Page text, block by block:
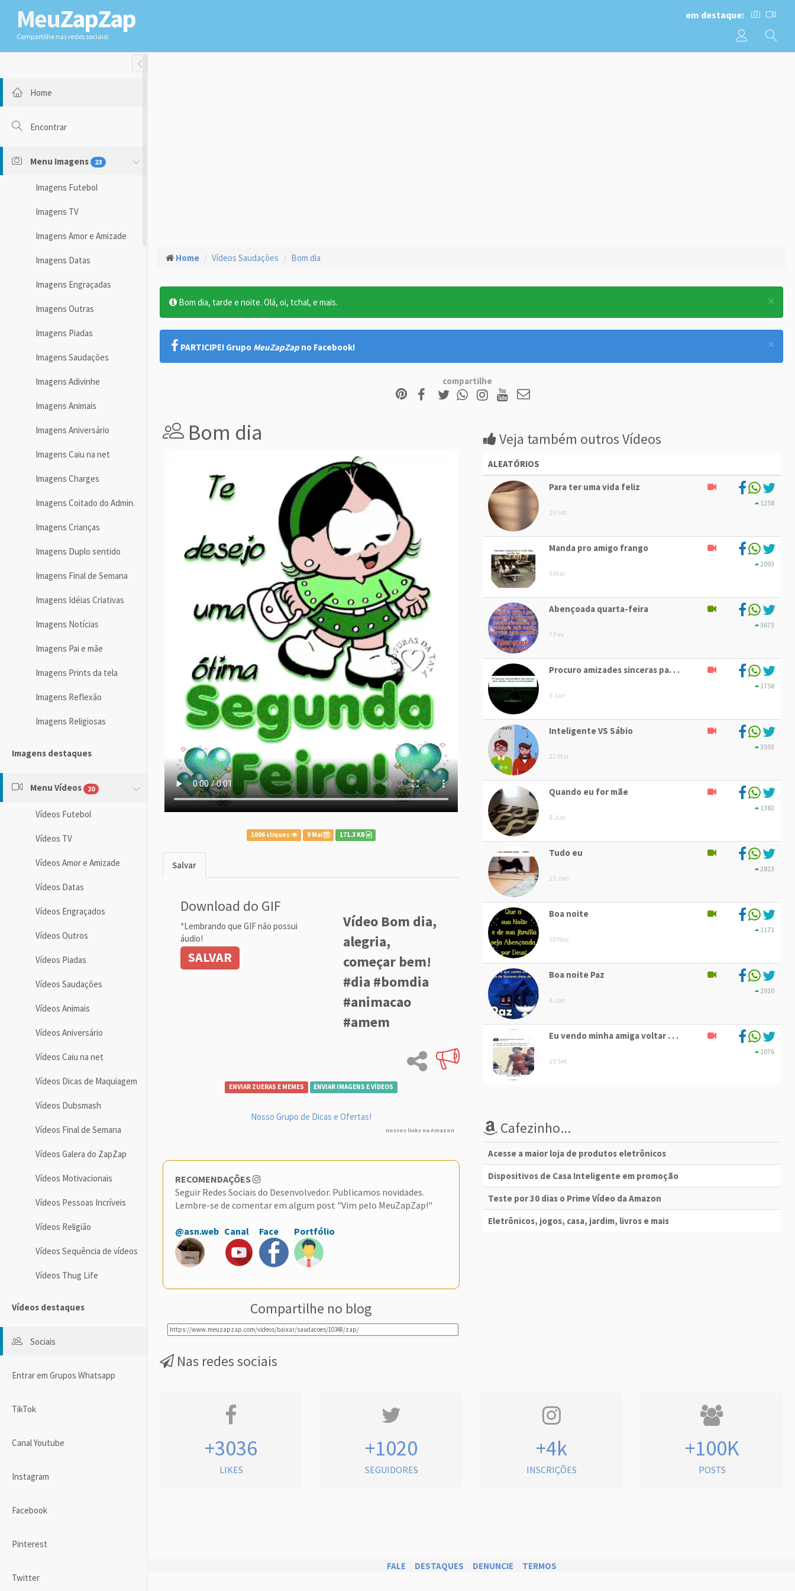
MeuZapZap
Compartilhe nas redes sociais!
em destaque:
Toggle Fullwidth
Home
Encontrar
Menu Imagens 23
Imagens Futebol
Imagens TV
Imagens Amor e Amizade
Imagens Datas
Imagens Engraçadas
Imagens Outras
Imagens Piadas
Imagens Saudações
Imagens Adivinhe
Imagens Animais
Imagens Aniversário
Imagens Caiu na net
Imagens Charges
Imagens Coitado do Admin.
Imagens Crianças
Imagens Duplo sentido
Imagens Final de Semana
Imagens Idéias Criativas
Imagens Notícias
Imagens Pai e mãe
Imagens Prints da tela
Imagens Reflexão
Imagens Religiosas
Imagens destaques
Menu Vídeos 20
Vídeos Futebol
Vídeos TV
Vídeos Amor e Amizade
Vídeos Datas
Vídeos Engraçados
Vídeos Outros
Vídeos Piadas
Vídeos Saudações
Vídeos Animais
Vídeos Aniversário
Vídeos Caiu na net
Vídeos Dicas de Maquiagem
Vídeos Dubsmash
Vídeos Final de Semana
Vídeos Galera do ZapZap
Vídeos Motivacionais
Vídeos Pessoas Incríveis
Vídeos Religião
Vídeos Sequência de vídeos
Vídeos Thug Life
Vídeos destaques
Sociais
Entrar em Grupos Whatsapp
TikTok
Canal Youtube
Instagram
Facebook
Pinterest
Twitter
Home Vídeos Saudações Bom dia
×
Bom dia, tarde e noite. Olá, oi, tchal, e mais.
×
PARTICIPE! Grupo MeuZapZap no Facebook!
compartilhe
Bom dia
1006 cliques 9 Mai 171.3 KB
Salvar
Download do GIF
*Lembrando que GIF não possui
áudio!
SALVAR
Vídeo Bom dia,
alegria,
começar bem!
#dia #bomdia
#animacao
#amem
ENVIAR ZUERAS E MEMES ENVIAR IMAGENS E VÍDEOS
Nosso Grupo de Dicas e Ofertas!
nossos links na Amazon
RECOMENDAÇÕES
Seguir Redes Sociais do Desenvolvedor. Publicamos novidades.
Lembre-se de comentar em algum post "Vim pelo MeuZapZap!"
@asn.web Canal Face Portfólio
Compartilhe no blog
Veja também outros Vídeos
ALEATÓRIOS
Para ter uma vida feliz
29 Set
1258
Manda pro amigo frango
9 Mar
2093
Abençoada quarta-feira
7 Fev
3673
Procuro amizades sinceras pa. . .
3 Jan
1758
Inteligente VS Sábio
22 Mai
3593
Quando eu for mãe
8 Jun
1382
Tudo eu
25 Jan
2813
Boa noite
10 Nov
1173
Boa noite Paz
4 Jan
2910
Eu vendo minha amiga voltar . . .
10 Set
1076
Cafezinho...
Acesse a maior loja de produtos eletrônicos
Dispositivos de Casa Inteligente em promoção
Teste por 30 dias o Prime Vídeo da Amazon
Eletrônicos, jogos, casa, jardim, livros e mais
Nas redes sociais
+3036
LIKES
+1020
SEGUIDORES
+4k
INSCRIÇÕES
+100K
POSTS
FALE DESTAQUES DENUNCIE TERMOS